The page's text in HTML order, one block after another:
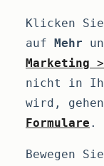
Klicken
auf Mehr
Marketing >
nicht in
wird,
Formulare .
Bewegen